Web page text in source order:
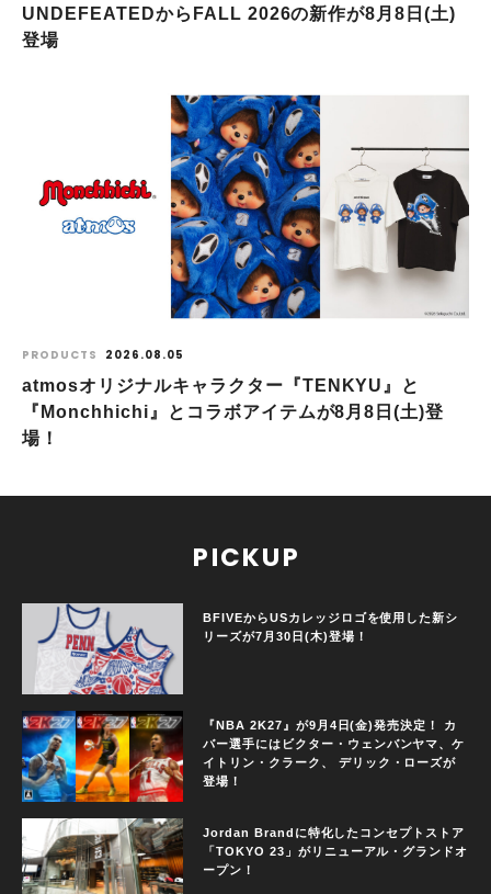
UNDEFEATEDからFALL 2026の新作が8⽉8⽇(⼟)
登場
PRODUCTS 2026.08.05
atmosオリジナルキャラクター『TENKYU』と
『Monchhichi』とコラボアイテムが8月8日(土)登
場！
PICKUP
BFIVEからUSカレッジロゴを使用した新シ
リーズが7月30日(木)登場！
『NBA 2K27』が9月4日(金)発売決定！ カ
バー選手にはビクター・ウェンバンヤマ、ケ
イトリン・クラーク、 デリック・ローズが
登場！
Jordan Brandに特化したコンセプトストア
「TOKYO 23」がリニューアル・グランドオ
ープン！